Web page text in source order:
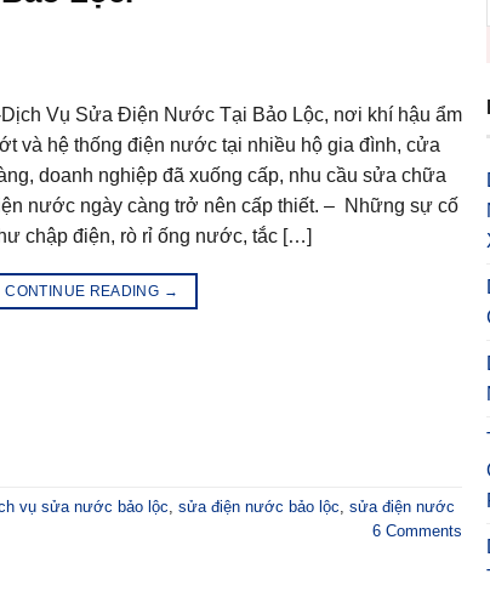
Vụ Sửa Điện Nước Tại Bảo Lộc, nơi khí hậu ẩm
và hệ thống điện nước tại nhiều hộ gia đình, cửa
doanh nghiệp đã xuống cấp, nhu cầu sửa chữa
nước ngày càng trở nên cấp thiết. – Những sự cố
chập điện, rò rỉ ống nước, tắc […]
CONTINUE READING →
vụ sửa nước bảo lộc, sửa điện nước bảo lộc, sửa điện nước
6 Comments